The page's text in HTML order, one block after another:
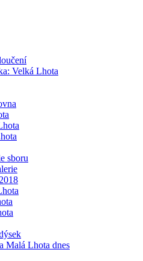
Velká Lhota
sboru
2018
Malá Lhota dnes